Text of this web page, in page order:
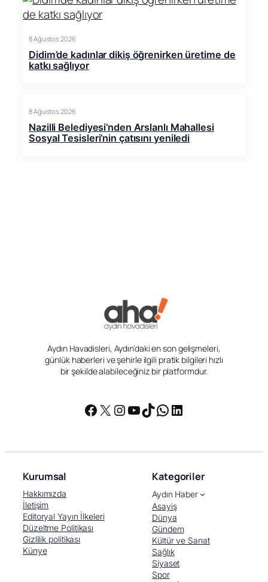
8 Ağustos 2026
Didim’de kadınlar dikiş öğrenirken üretime de
katkı sağlıyor
8 Ağustos 2026
Nazilli Belediyesi’nden Arslanlı Mahallesi
Sosyal Tesisleri’nin çatısını yeniledi
Aydın Havadisleri, Aydın’daki en son gelişmeleri,
günlük haberleri ve şehirle ilgili pratik bilgileri hızlı
bir şekilde alabileceğiniz bir platformdur.
Facebook
X Instagram
YouTube
TikTok
WhatsApp
LinkedIn
Kurumsal
Hakkımızda
İletişim
Editoryal Yayın İlkeleri
Düzeltme Politikası
Gizlilik politikası
Künye
Kategoriler
Aydın Haber
Asayiş
Dünya
Gündem
Kültür ve Sanat
Sağlık
Siyaset
Spor